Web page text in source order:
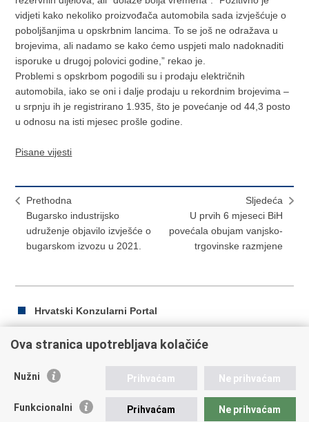
vidjeti kako nekoliko proizvođača automobila sada izvješćuje o
poboljšanjima u opskrbnim lancima. To se još ne odražava u
brojevima, ali nadamo se kako ćemo uspjeti malo nadoknaditi
isporuke u drugoj polovici godine,” rekao je.
Problemi s opskrbom pogodili su i prodaju električnih
automobila, iako se oni i dalje prodaju u rekordnim brojevima –
u srpnju ih je registrirano 1.935, što je povećanje od 44,3 posto
u odnosu na isti mjesec prošle godine.
Pisane vijesti
Prethodna
Bugarsko industrijsko
udruženje objavilo izvješće o
bugarskom izvozu u 2021.
Sljedeća
U prvih 6 mjeseci BiH
povećala obujam vanjsko-
trgovinske razmjene
Hrvatski Konzularni Portal
Ispiši
Podijeli
Facebooku
Twitteru
Republika Hrvatska
Ova stranica upotrebljava kolačiće
Nužni Prihvaćam Ne prihvaćam
Funkcionalni Prihvaćam Ne prihvaćam